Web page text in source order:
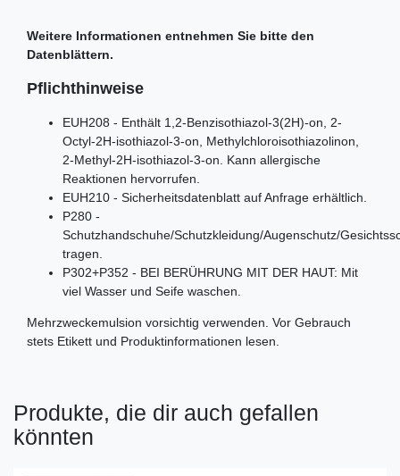
Weitere Informationen entnehmen Sie bitte den
Datenblättern.
Pflichthinweise
EUH208 - Enthält 1,2-Benzisothiazol-3(2H)-on, 2-
Octyl-2H-isothiazol-3-on, Methylchloroisothiazolinon,
2-Methyl-2H-isothiazol-3-on. Kann allergische
Reaktionen hervorrufen.
EUH210 - Sicherheitsdatenblatt auf Anfrage erhältlich.
P280 -
Schutzhandschuhe/Schutzkleidung/Augenschutz/
tragen.
P302+P352 - BEI BERÜHRUNG MIT DER HAUT: Mit
viel Wasser und Seife waschen.
Mehrzweckemulsion vorsichtig verwenden. Vor Gebrauch
stets Etikett und Produktinformationen lesen.
Produkte, die dir auch gefallen
könnten